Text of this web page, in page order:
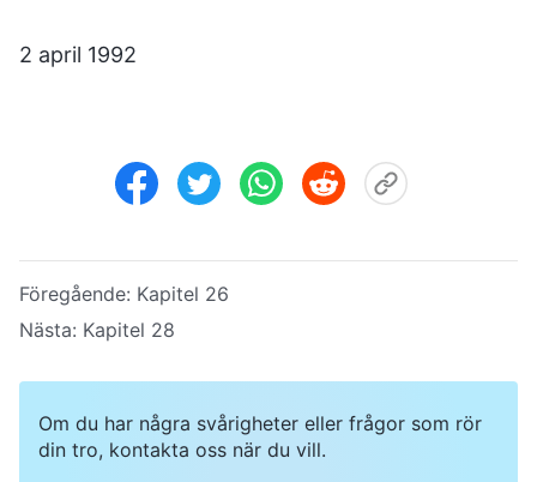
2 april 1992
Föregående: Kapitel 26
Nästa: Kapitel 28
Om du har några svårigheter eller frågor som rör
din tro, kontakta oss när du vill.